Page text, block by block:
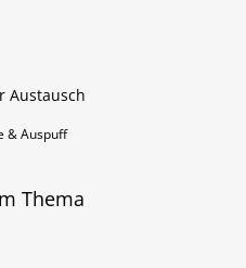
Problem für dich nervig ist
Zu der Grammatik
außer dass es
Austausch
& Auspuff
Thema